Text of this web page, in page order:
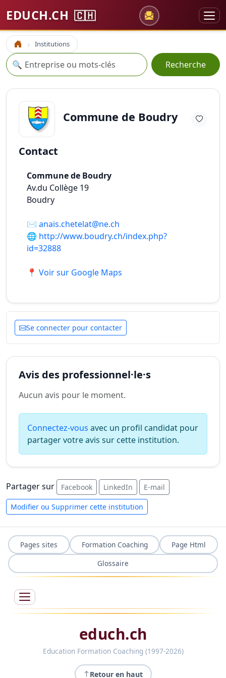
EDUCH.CH 🇨🇭
Accueil Institutions
Recherche
🔍 Recherche
Commune de Boudry
Contact
Commune de Boudry
Av.du Collège 19
Boudry
✉️ anais.chetelat@ne.ch
🌐 http://www.boudry.ch/index.php?
id=32888
📍 Voir sur Google Maps
Se connecter pour contacter
Avis des professionnel·le·s
Aucun avis pour le moment.
Connectez-vous avec un profil candidat pour
partager votre avis sur cette institution.
Partager sur Facebook LinkedIn E-mail
Modifier ou Supprimer cette institution
Pages sites Formation Coaching
Page Html
Glossaire
educh.ch
Education Formation Coaching (1997-2026)
Retour en haut